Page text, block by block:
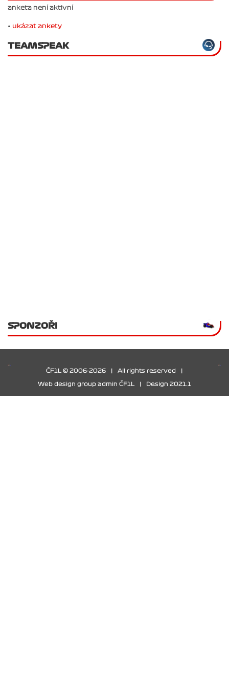
anketa není aktivní
• ukázat ankety
TEAMSPEAK
SPONZOŘI
ČF1L © 2006-2026 All rights reserved
Web design group admin ČF1L Design 2021.1